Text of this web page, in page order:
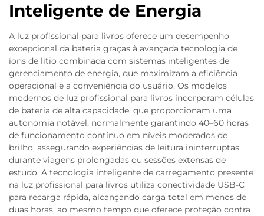
Inteligente de Energia
A luz profissional para livros oferece um desempenho
excepcional da bateria graças à avançada tecnologia de
íons de lítio combinada com sistemas inteligentes de
gerenciamento de energia, que maximizam a eficiência
operacional e a conveniência do usuário. Os modelos
modernos de luz profissional para livros incorporam células
de bateria de alta capacidade, que proporcionam uma
autonomia notável, normalmente garantindo 40–60 horas
de funcionamento contínuo em níveis moderados de
brilho, assegurando experiências de leitura ininterruptas
durante viagens prolongadas ou sessões extensas de
estudo. A tecnologia inteligente de carregamento presente
na luz profissional para livros utiliza conectividade USB-C
para recarga rápida, alcançando carga total em menos de
duas horas, ao mesmo tempo que oferece proteção contra